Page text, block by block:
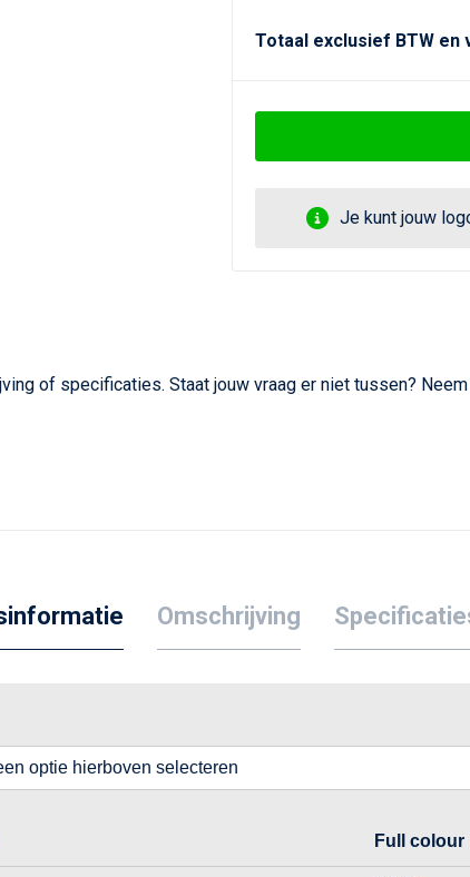
Totaal exclusief BTW en
Je kunt jouw
of specificaties. Staat jouw vraag er niet tussen?
Omschrijving
optie hierboven selecteren
Full colour